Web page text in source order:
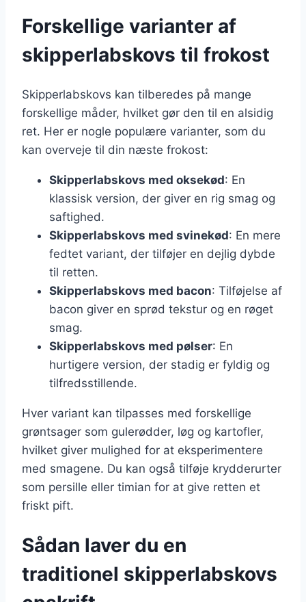
Forskellige varianter af
skipperlabskovs til frokost
Skipperlabskovs kan tilberedes på mange
forskellige måder, hvilket gør den til en alsidig
ret. Her er nogle populære varianter, som du
kan overveje til din næste frokost:
Skipperlabskovs med oksekød: En
klassisk version, der giver en rig smag og
saftighed.
Skipperlabskovs med svinekød: En mere
fedtet variant, der tilføjer en dejlig dybde
til retten.
Skipperlabskovs med bacon: Tilføjelse af
bacon giver en sprød tekstur og en røget
smag.
Skipperlabskovs med pølser: En
hurtigere version, der stadig er fyldig og
tilfredsstillende.
Hver variant kan tilpasses med forskellige
grøntsager som gulerødder, løg og kartofler,
hvilket giver mulighed for at eksperimentere
med smagene. Du kan også tilføje krydderurter
som persille eller timian for at give retten et
friskt pift.
Sådan laver du en
traditionel skipperlabskovs